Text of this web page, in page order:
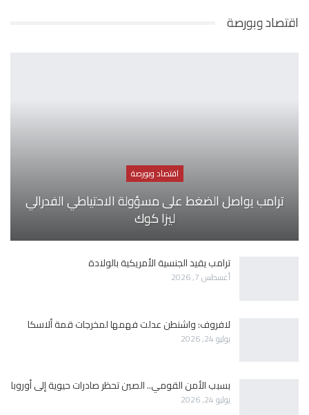
اقتصاد وبورصة
اقتصاد وبورصة
ترامب يواصل الضغط على مسؤولة الاحتياطي الفدرالي
ليزا كوك
ترامب يقيد الجنسية الأمريكية بالولادة
أغسطس 7, 2026
لافروف: واشنطن عدلت فهمها لمخرجات قمة ألاسكا
يوليو 24, 2026
بسبب الأمن القومي.. الصين تحظر صادرات حيوية إلى أوروبا
يوليو 24, 2026